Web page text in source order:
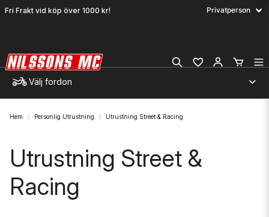
Fri Frakt vid köp över 1000 kr!
Välj fordon
Hem Personlig Utrustning Utrustning Street & Racing
Utrustning Street &
Racing